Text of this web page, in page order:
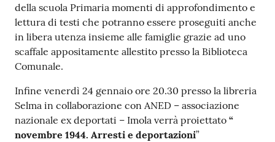
della scuola Primaria momenti di approfondimento e
lettura di testi che potranno essere proseguiti anche
in libera utenza insieme alle famiglie grazie ad uno
scaffale appositamente allestito presso la Biblioteca
Comunale.
Infine venerdì 24 gennaio ore 20.30 presso la libreria
Selma in collaborazione con ANED – associazione
nazionale ex deportati – Imola verrà proiettato “
novembre 1944. Arresti e deportazioni”